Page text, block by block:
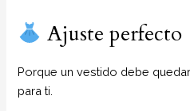
Ajuste perfecto
Porque un vestido debe
para ti.